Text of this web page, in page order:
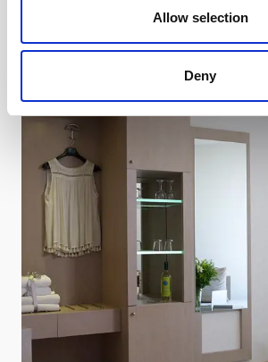
Allow selection
Deny
Другие номера